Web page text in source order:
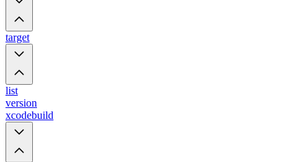
target
list
version
xcodebuild